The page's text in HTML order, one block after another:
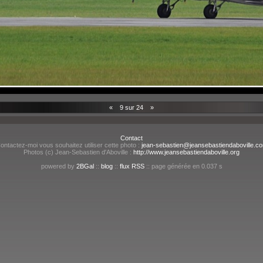
« 9 sur 24 »
Contact
moi vous souhaitez utiliser cette photo : jean-
Photos (c) Jean-Sebastien d'Aboville : http://www.jeansebastiendaboville.org
powered by 2BGal:: blog:: flux RSS:: page générée en 0.037 s